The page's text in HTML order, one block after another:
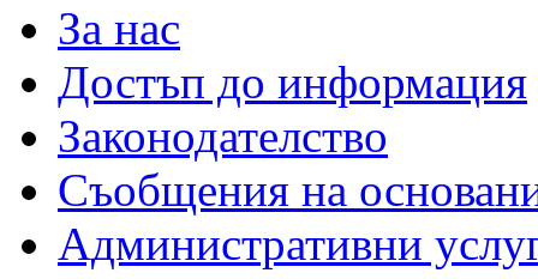
За нас
Достъп до информация
Законодателство
Съобщения на
Административни